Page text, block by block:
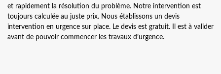
et rapidement la résolution du problème. Notre intervention est
toujours calculée au juste prix. Nous établissons un devis
intervention en urgence sur place. Le devis est gratuit. Il est à valider
avant de pouvoir commencer les travaux d’urgence.